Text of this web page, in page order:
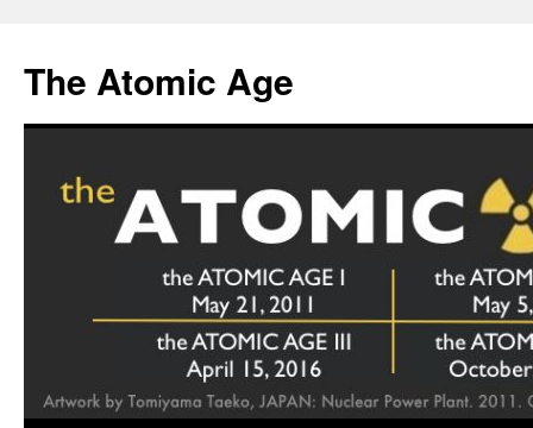
content
The Atomic Age